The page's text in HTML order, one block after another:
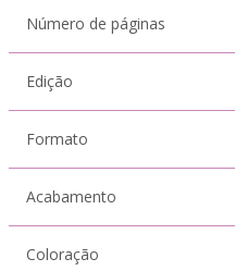
Número de páginas
Edição
Formato
Acabamento
Coloração